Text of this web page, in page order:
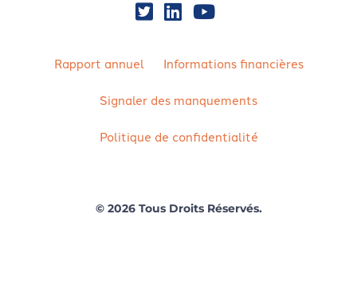
Rapport annuel Informations financières
Signaler des manquements
Politique de confidentialité
© 2026 Tous Droits Réservés.